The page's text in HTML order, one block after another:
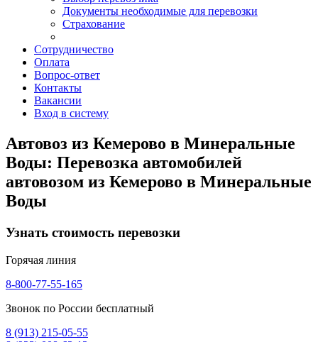
Документы необходимые для перевозки
Страхование
Сотрудничество
Оплата
Вопрос-ответ
Контакты
Вакансии
Вход в систему
Автовоз из Кемерово в Минеральные
Воды: Перевозка автомобилей
автовозом из Кемерово в Минеральные
Воды
Узнать стоимость перевозки
Горячая линия
8-800-77-55-165
Звонок по России бесплатный
8 (913) 215-05-55